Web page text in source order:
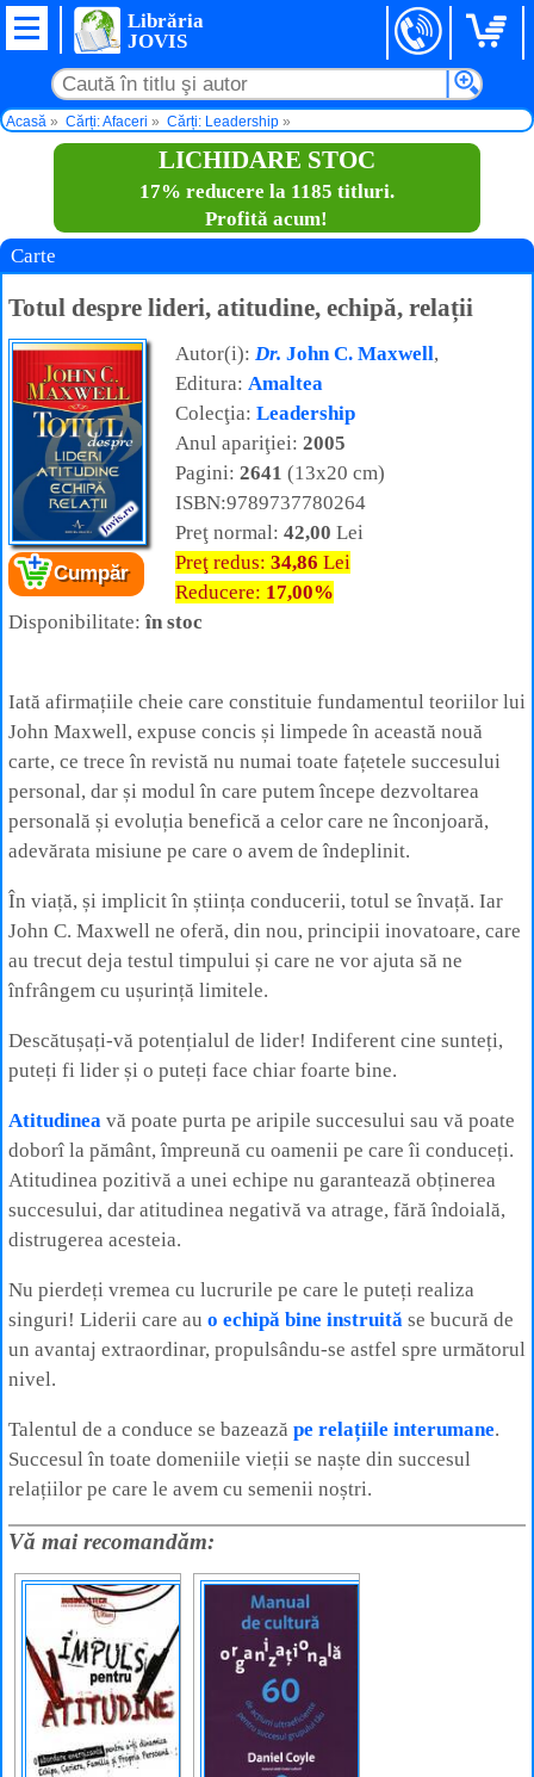
Librăria
JOVIS
Acasă Cărți: Afaceri
Cărți: Leadership
LICHIDARE STOC
17% reducere la 1185 titluri.
Profită acum!
Carte
Totul despre lideri, atitudine, echipă, relații
Cartea:
Totul despre lideri, atitudine, echipă,
Autor:Dr.John C. Maxwell,
Cumpăr
Autor(i): Dr. John C. Maxwell,
Editura: Amaltea
Colecţia: Leadership
Anul apariţiei: 2005
Pagini: 2641 (13x20 cm)
ISBN:9789737780264
Preţ normal: 42,00 Lei
Preţ redus: 34,86 Lei
Reducere: 17,00%
Disponibilitate:în stoc
Iată afirmațiile cheie care constituie fundamentul teoriilor lui
John Maxwell, expuse concis și limpede în această nouă
carte, ce trece în revistă nu numai toate fațetele succesului
personal, dar și modul în care putem începe dezvoltarea
personală și evoluția benefică a celor care ne înconjoară,
adevărata misiune pe care o avem de îndeplinit.
În viață, și implicit în știința conducerii, totul se învață. Iar
John C. Maxwell ne oferă, din nou, principii inovatoare, care
au trecut deja testul timpului și care ne vor ajuta să ne
înfrângem cu ușurință limitele.
Descătușați-vă potențialul de lider! Indiferent cine sunteți,
puteți fi lider și o puteți face chiar foarte bine.
Atitudinea vă poate purta pe aripile succesului sau vă poate
doborî la pământ, împreună cu oamenii pe care îi conduceți.
Atitudinea pozitivă a unei echipe nu garantează obținerea
succesului, dar atitudinea negativă va atrage, fără îndoială,
distrugerea acesteia.
Nu pierdeți vremea cu lucrurile pe care le puteți realiza
singuri! Liderii care au o echipă bine instruită se bucură de
un avantaj extraordinar, propulsându-se astfel spre următorul
nivel.
Talentul de a conduce se bazează pe relațiile interumane.
Succesul în toate domeniile vieții se naște din succesul
relațiilor pe care le avem cu semenii noștri.
Vă mai recomandăm: